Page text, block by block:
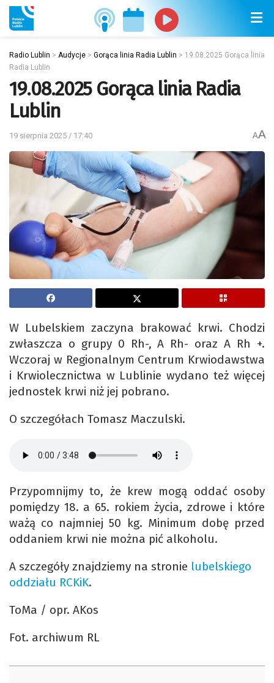
Radio Lublin > Audycje > Gorąca linia Radia Lublin > 19.08.2025 Gorąca linia
Radia Lublin
19.08.2025 Gorąca linia Radia
Lublin
19 sierpnia 2025 / 17:40 AA
W Lubelskiem zaczyna brakować krwi. Chodzi
zwłaszcza o grupy 0 Rh-, A Rh- oraz A Rh +.
Wczoraj w Regionalnym Centrum Krwiodawstwa
i Krwiolecznictwa w Lublinie wydano też więcej
jednostek krwi niż jej pobrano.
O szczegółach Tomasz Maczulski.
Przypomnijmy to, że krew mogą oddać osoby
pomiędzy 18. a 65. rokiem życia, zdrowe i które
ważą co najmniej 50 kg. Minimum dobę przed
oddaniem krwi nie można pić alkoholu.
A szczegóły znajdziemy na stronie lubelskiego
oddziału RCKiK.
ToMa / opr. AKos
Fot. archiwum RL